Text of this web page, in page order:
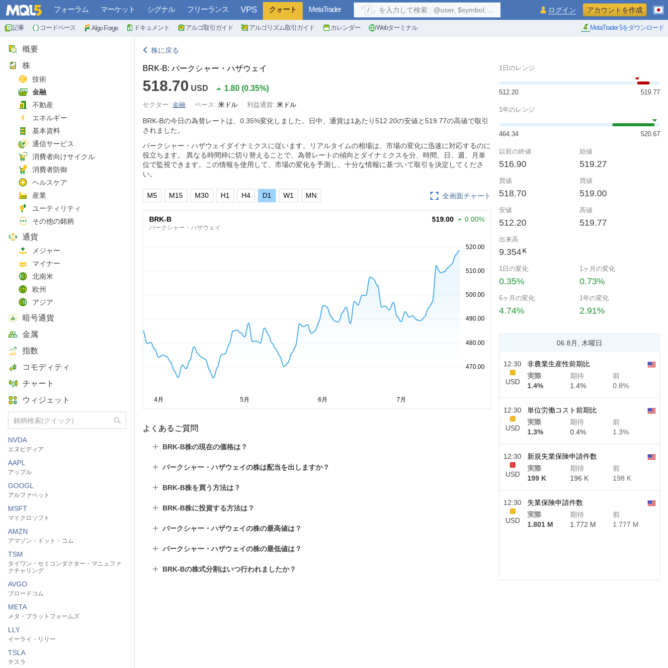
フォーラム マーケット シグナル フリーランス VPS クォート MetaTrader
記事 コードベース Algo Forge ドキュメント アルゴ取引ガイド アルゴリズム取引ガイド カレンダー Webターミナル MetaTrader 5をダウンロード
「 / 」を入力して検索 : @user, $symbol, ... ログイン アカウントを作成
概要
株
技術
金融
不動産
エネルギー
基本資料
通信サービス
消費者向けサイクル
消費者防御
ヘルスケア
産業
ユーティリティ
その他の銘柄
通貨
メジャー
マイナー
北南米
欧州
アジア
暗号通貨
金属
指数
コモディティ
チャート
ウィジェット
NVDA
エヌビディア
AAPL
アップル
GOOGL
アルファベット
MSFT
マイクロソフト
AMZN
アマゾン・ドット・コム
TSM
タイワン・セミコンダクター・マニュファ
クチャリング
AVGO
ブロードコム
META
メタ・プラットフォームズ
LLY
イーライ・リリー
TSLA
テスラ
株に戻る
BRK-B: バークシャー・ハザウェイ
518.70 USD 1.80 (0.35%)
セクター: 金融 ベース: 米ドル 利益通貨: 米ドル
BRK-Bの今日の為替レートは、 0.35%変化しました。日中、通貨は1あたり512.20の安値と519.77の高値で取引
されました。
バークシャー・ハザウェイダイナミクスに従います。リアルタイムの相場は、市場の変化に迅速に対応するのに
役立ちます。 異なる時間枠に切り替えることで、為替レートの傾向とダイナミクスを分、時間、日、週、月単
位で監視できます。この情報を使用して、市場の変化を予測し、十分な情報に基づいて取引を決定してくださ
い。
全画面チャート
M5 M15 M30 H1 H4 D1 W1 MN
BRK-B
バークシャー・ハザウェイ
519.00 0.00%
よくあるご質問
BRK-B株の現在の価格は？
バークシャー・ハザウェイの株は配当を出しますか？
BRK-B株を買う方法は？
BRK-B株に投資する方法は？
バークシャー・ハザウェイの株の最高値は？
バークシャー・ハザウェイの株の最低値は？
BRK-Bの株式分割はいつ行われましたか？
1日のレンジ
512.20 519.77
1年のレンジ
464.34 520.67
以前の終値
516.90
始値
519.27
買値
518.70
買値
519.00
安値
512.20
高値
519.77
出来高
9.354 K
1日の変化
0.35%
1ヶ月の変化
0.73%
6ヶ月の変化
4.74%
1年の変化
2.91%
06 8月, 木曜日
12:30
USD
非農業生産性前期比
実際
1.4%
期待
1.4%
前
0.8%
12:30
USD
単位労働コスト前期比
実際
1.3%
期待
0.4%
前
1.3%
12:30
USD
新規失業保険申請件数
実際
199 K
期待
196 K
前
198 K
12:30
USD
失業保険申請件数
実際
1.801 M
期待
1.772 M
前
1.777 M